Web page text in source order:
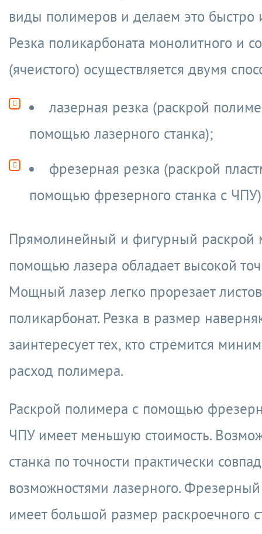
виды полимеров и делаем это быстро
Резка поликарбоната монолитного и
(ячеистого) осуществляется двумя
лазерная резка (раскрой
помощью лазерного станка);
фрезерная резка (раскрой
помощью фрезерного станка с
Прямолинейный и фигурный раскрой
помощью лазера обладает высокой
Мощный лазер легко прорезает
поликарбонат. Резка в размер
заинтересует тех, кто стремится
расход полимера.
Раскрой полимера с помощью
ЧПУ имеет меньшую стоимость.
станка по точности практически
возможностями лазерного. Фрезерный
имеет большой размер раскроечного